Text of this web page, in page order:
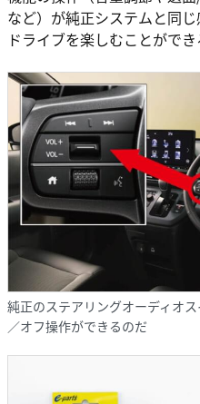
など）が純正システムと同
ドライブを楽しむことができ
純正のステアリングオーディオ
／オフ操作ができるのだ